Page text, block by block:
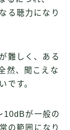
る聴力になり
難しく、ある
然、聞こえな
です。
10dBが一般の
の範囲になり